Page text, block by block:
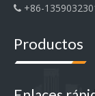
 +86-
Productos